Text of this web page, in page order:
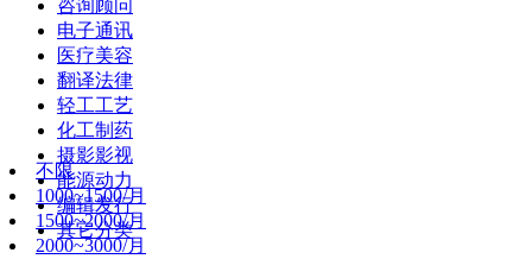
咨询顾问
电子通讯
医疗美容
翻译法律
轻工工艺
化工制药
摄影影视
能源动力
编辑发行
其它分类
不限
1000~1500/月
1500~2000/月
2000~3000/月